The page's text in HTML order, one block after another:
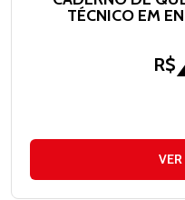
TÉCNICO EM
R$